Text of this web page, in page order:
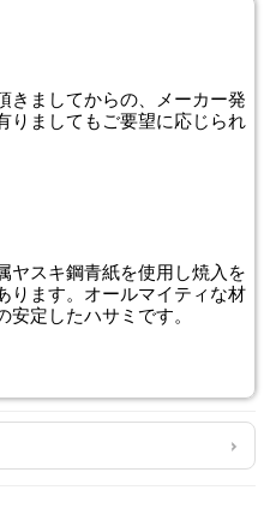
きましてからの、メーカー発
りましてもご要望に応じられ
ヤスキ鋼青紙を使用し焼入を
ります。オールマイティな材
定したハサミです。